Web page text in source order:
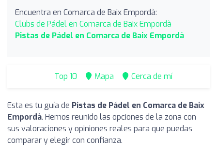
Encuentra en Comarca de Baix Empordà:
Clubs de Pádel en Comarca de Baix Empordà
Pistas de Pádel en Comarca de Baix Empordà
Top 10 Mapa Cerca de mí
Esta es tu guía de Pistas de Pádel en Comarca de Baix
Empordà. Hemos reunido las opciones de la zona con
sus valoraciones y opiniones reales para que puedas
comparar y elegir con confianza.